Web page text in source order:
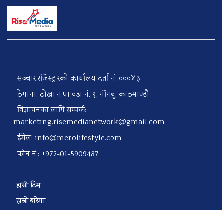
सञ्चार रजिस्ट्रारको कार्यालय दर्ता नं: ०००४३
ठेगाना: टोखा न.पा वडा नं. ९, गोंगबु, काठमाण्डौ
विज्ञापनका लागि सम्पर्क:
marketing.risemedianetwork@gmail.com
ईमेल: info@merolifestyle.com
फोन नं.: +977-01-5909487
हाम्रो टिम
हाम्रो बारेमा